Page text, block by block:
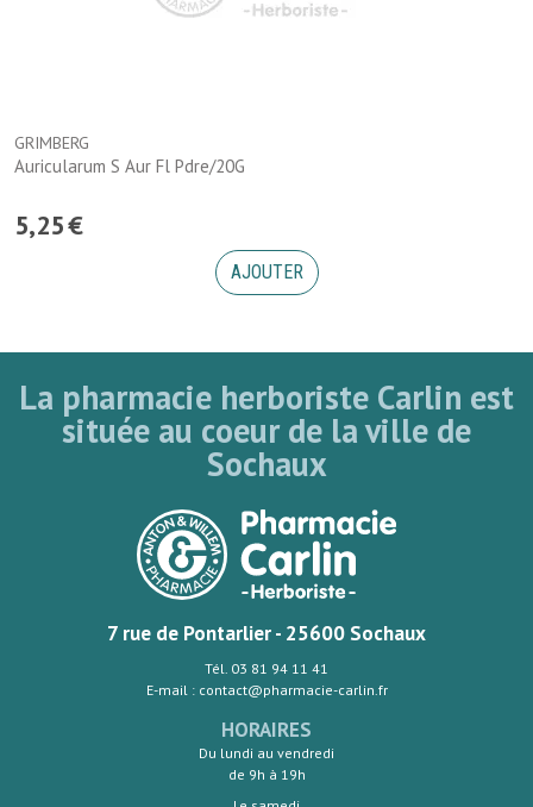
GRIMBERG
Auricularum S Aur Fl Pdre/20G
5,25€
AJOUTER
La pharmacie herboriste Carlin est
située au coeur de la ville de
Sochaux
7 rue de Pontarlier - 25600 Sochaux
Tél. 03 81 94 11 41
E-mail : contact@pharmacie-carlin.fr
HORAIRES
Du lundi au vendredi
de 9h à 19h